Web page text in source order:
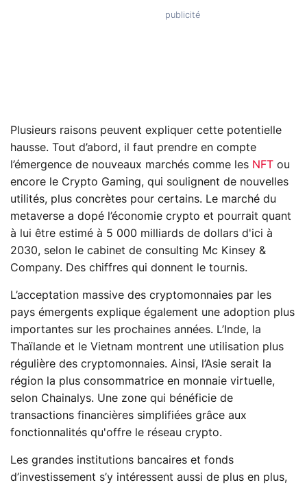
Plusieurs raisons peuvent expliquer cette potentielle
hausse. Tout d’abord, il faut prendre en compte
l’émergence de nouveaux marchés comme les NFT ou
encore le Crypto Gaming, qui soulignent de nouvelles
utilités, plus concrètes pour certains. Le marché du
metaverse a dopé l’économie crypto et pourrait quant
à lui être estimé à 5 000 milliards de dollars d'ici à
2030, selon le cabinet de consulting Mc Kinsey &
Company. Des chiffres qui donnent le tournis.
L’acceptation massive des cryptomonnaies par les
pays émergents explique également une adoption plus
importantes sur les prochaines années. L’Inde, la
Thaïlande et le Vietnam montrent une utilisation plus
régulière des cryptomonnaies. Ainsi, l’Asie serait la
région la plus consommatrice en monnaie virtuelle,
selon Chainalys. Une zone qui bénéficie de
transactions financières simplifiées grâce aux
fonctionnalités qu'offre le réseau crypto.
Les grandes institutions bancaires et fonds
d’investissement s’y intéressent aussi de plus en plus,